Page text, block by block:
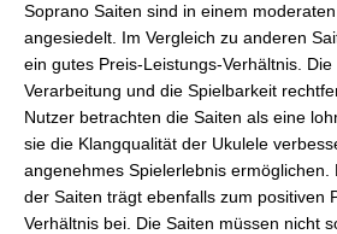
Soprano Saiten sind in einem
angesiedelt. Im Vergleich zu anderen
ein gutes Preis-Leistungs-Verhältnis.
Verarbeitung und die Spielbarkeit
Nutzer betrachten die Saiten als eine
sie die Klangqualität der Ukulele
angenehmes Spielerlebnis
der Saiten trägt ebenfalls zum positiven
Verhältnis bei. Die Saiten müssen nicht